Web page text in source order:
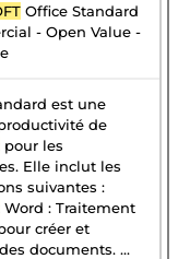
Office Standard
- Open Value -
est une
de
pour les
Elle inclut les
suivantes :
Word : Traitement
créer et
documents. ...